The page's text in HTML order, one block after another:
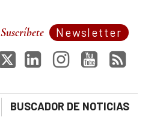
Newsletter
Suscríbete
BUSCADOR DE NOTICIAS